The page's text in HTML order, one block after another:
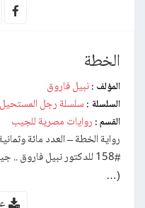
الخطة
المؤلف : نبيل فاروق
السلسلة : سلسلة رجل المستحيل
القسم : روايات مصرية للجيب
رواية الخطة – العدد مائة
#158 للدكتور نبيل
(…